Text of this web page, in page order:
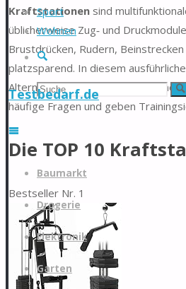
Sport
Wohnen
Suche
Suchen
Testbedarf.de
springen
Baumarkt
Drogerie
Elektronik
Garten
Kraftstationen sind
üblicherweise Zug‑ und
Brustdrücken, Rudern,
platzsparend. In diesem
Alternativen, beliebte Modelle und
häufige Fragen und geben
Die TOP 10
Bestseller Nr. 1